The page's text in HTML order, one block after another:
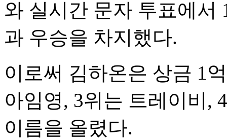
와 실시간 문자 투표에서
과 우승을 차지했다.
이로써 김하온은 상금 1
아임영, 3위는 트레이비,
이름을 올렸다.